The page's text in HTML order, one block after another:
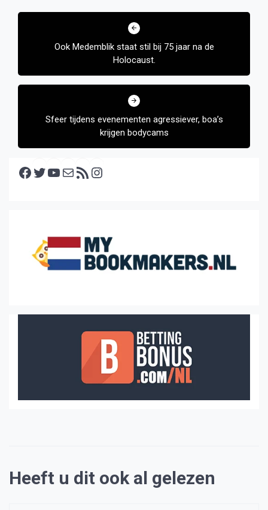
Bericht
Ook Medemblik staat stil bij 75 jaar na de
Holocaust.
Sfeer tijdens evenementen agressiever, boa’s
krijgen bodycams
Facebook Twitter YouTube E-mail RSS feed
Heeft u dit ook al gelezen